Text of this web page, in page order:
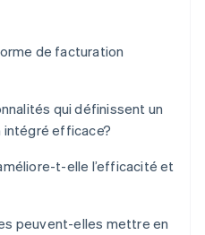
de facturation
qui définissent un
efficace?
t-elle l’efficacité et
peuvent-elles mettre en